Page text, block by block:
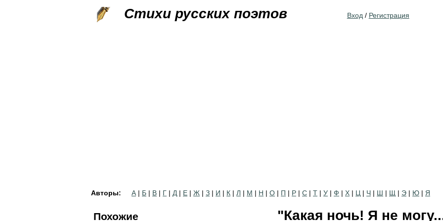
Стихи русских поэтов Вход / Регистрация
Авторы: А | Б | В | Г | Д | Е | Ж | З | И | К | Л | М | Н | О | П | Р | С | Т | У | Ф | Х | Ц | Ч | Ш | Щ | Э | Ю | Я
"Какая ночь! Я не
Похожие